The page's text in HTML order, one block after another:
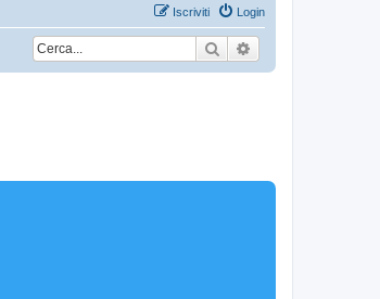
Login
Iscriviti
Cerca